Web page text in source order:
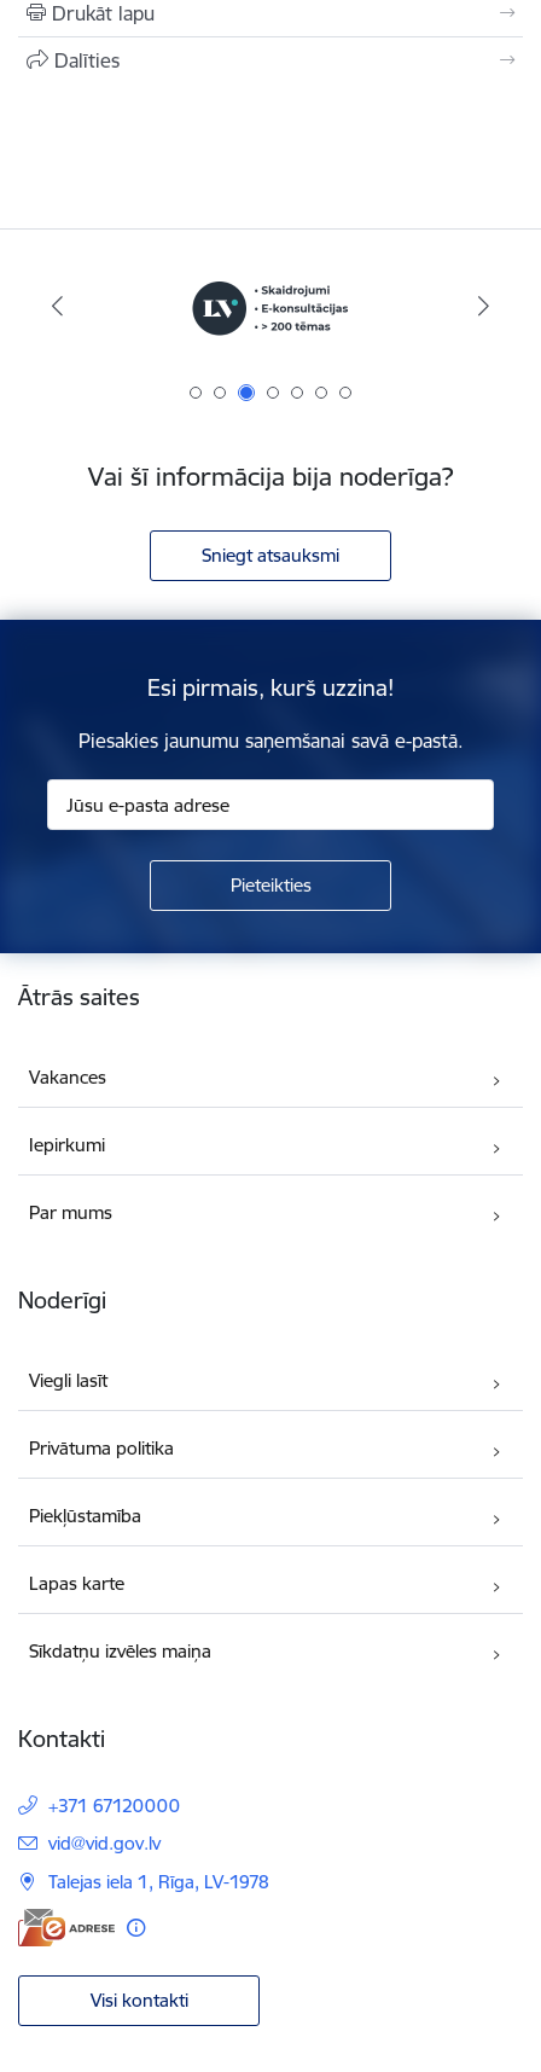
Drukāt lapu
Dalīties
Vai šī informācija bija noderīga?
Sniegt atsauksmi
Esi pirmais, kurš uzzina!
Piesakies jaunumu saņemšanai savā e-pastā.
Kājene
Ātrās saites
Vakances
Iepirkumi
Par mums
Noderīgi
Viegli lasīt
Privātuma politika
Piekļūstamība
Lapas karte
Sīkdatņu izvēles maiņa
Kontakti
+371 67120000
E-pasts:
vid@vid.gov.lv
Talejas iela 1, Rīga, LV-1978
Visi kontakti